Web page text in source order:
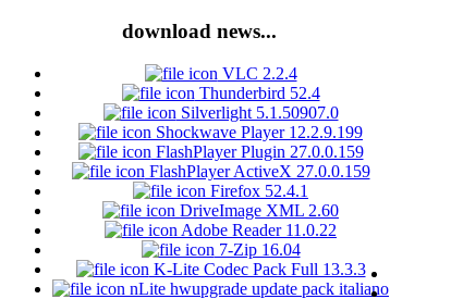
download news...
VLC 2.2.4
Thunderbird 52.4
Silverlight 5.1.50907.0
Shockwave Player 12.2.9.199
FlashPlayer Plugin 27.0.0.159
FlashPlayer ActiveX 27.0.0.159
Firefox 52.4.1
DriveImage XML 2.60
Adobe Reader 11.0.22
7-Zip 16.04
K-Lite Codec Pack Full 13.3.3
nLite hwupgrade update pack italiano